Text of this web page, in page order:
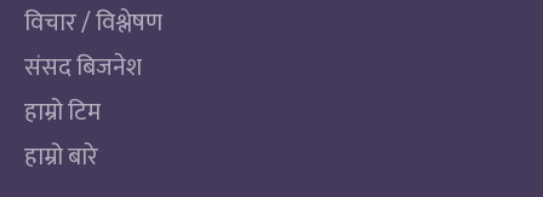
विचार / विश्लेषण
संसद बिजनेश
हाम्रो टिम
हाम्रो बारे